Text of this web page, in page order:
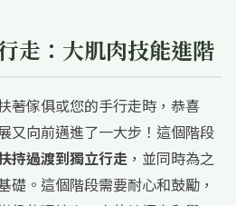
走：大肌肉技能進階
著傢俱或您的手行走時，恭喜
又向前邁進了一大步！這個階段
持過渡到獨立行走 ，並同時為之
礎。這個階段需要耐心和鼓勵，